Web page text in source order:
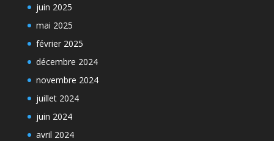
juin 2025
mai 2025
février 2025
décembre 2024
novembre 2024
juillet 2024
juin 2024
avril 2024